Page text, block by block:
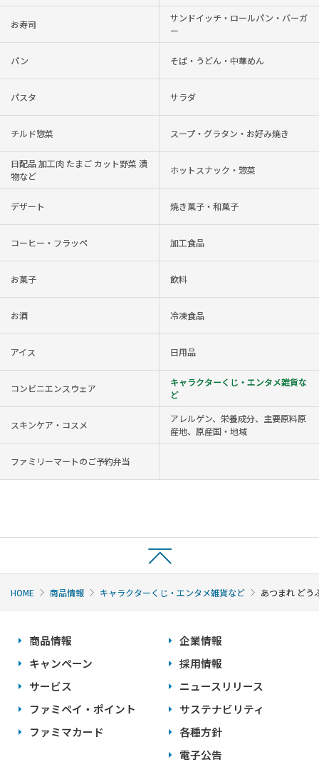
お寿司
サンドイッチ・ロールパン・バーガ
ー
パン そば・うどん・中華めん
パスタ サラダ
チルド惣菜 スープ・グラタン・お好み焼き
日配品 加工肉 たまご カット野菜 漬
物など
ホットスナック・惣菜
デザート 焼き菓子・和菓子
コーヒー・フラッペ 加工食品
お菓子 飲料
お酒 冷凍食品
アイス 日用品
コンビニエンスウェア
キャラクターくじ・エンタメ雑貨な
ど
スキンケア・コスメ
アレルゲン、栄養成分、主要原料原
産地、原産国・地域
ファミリーマートのご予約弁当
HOME 商品情報 キャラクターくじ・エンタメ雑貨など あつまれ どう
商品情報
キャンペーン
サービス
ファミペイ・ポイント
ファミマカード
企業情報
採用情報
ニュースリリース
サステナビリティ
各種方針
電子公告